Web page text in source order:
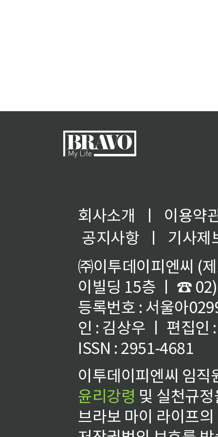
회사소개 ㅣ
이용약
공지사항
ㅣ
기사제
㈜이투데이피엔씨 (
이빌딩 15층 ㅣ ☎
등록번호 : 서울아
인 : 김상우 ㅣ 편집인
ISSN : 2951-4681
이투데이피엔씨 임
윤리강령 및 실천규
브라보 마이 라이프